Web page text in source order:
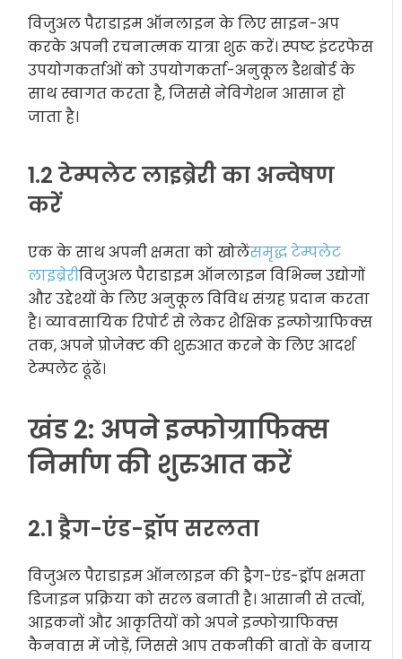
विजुअल पैराडाइम ऑनलाइन के लिए साइन-अप
करके अपनी रचनात्मक यात्रा शुरू करें। स्पष्ट इंटरफेस
उपयोगकर्ताओं को उपयोगकर्ता-अनुकूल डैशबोर्ड के
साथ स्वागत करता है, जिससे नेविगेशन आसान हो
जाता है।
1.2 टेम्पलेट लाइब्रेरी का अन्वेषण
करें
एक के साथ अपनी क्षमता को खोलेंसमृद्ध टेम्पलेट
लाइब्रेरीविजुअल पैराडाइम ऑनलाइन विभिन्न उद्योगों
और उद्देश्यों के लिए अनुकूल विविध संग्रह प्रदान करता
है। व्यावसायिक रिपोर्ट से लेकर शैक्षिक इन्फोग्राफिक्स
तक, अपने प्रोजेक्ट की शुरुआत करने के लिए आदर्श
टेम्पलेट ढूंढें।
खंड 2: अपने इन्फोग्राफिक्स
निर्माण की शुरुआत करें
2.1 ड्रैग-एंड-ड्रॉप सरलता
विजुअल पैराडाइम ऑनलाइन की ड्रैग-एंड-ड्रॉप क्षमता
डिजाइन प्रक्रिया को सरल बनाती है। आसानी से तत्वों,
आइकनों और आकृतियों को अपने इन्फोग्राफिक्स
कैनवास में जोड़ें, जिससे आप तकनीकी बातों के बजाय